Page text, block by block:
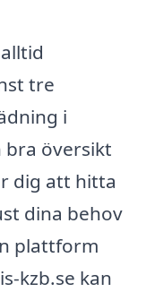
tre
i
bra översikt
dig att hitta
dina behov
plattform
kzb.se kan